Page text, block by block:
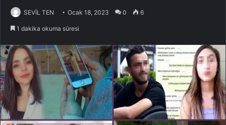
SEVİL TEN Ocak 18, 2023 0 6
1 dakika okuma süresi